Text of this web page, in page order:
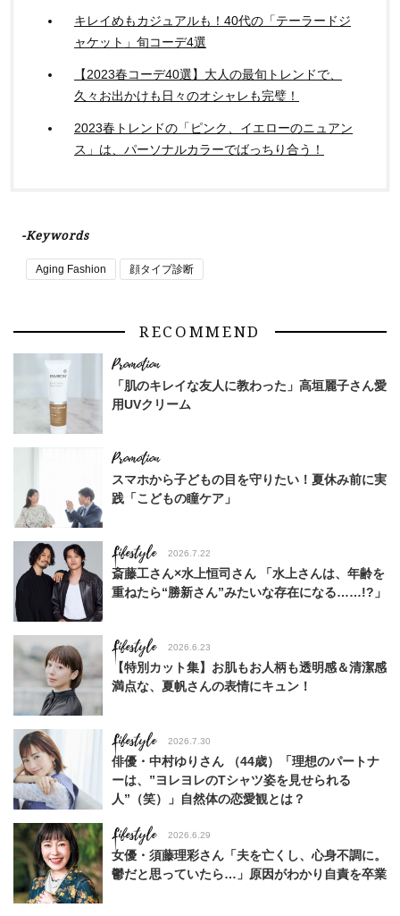
キレイめもカジュアルも！40代の「テーラードジ
ャケット」旬コーデ4選
【2023春コーデ40選】大人の最旬トレンドで、
久々お出かけも日々のオシャレも完璧！
2023春トレンドの「ピンク、イエローのニュアン
ス」は、パーソナルカラーでばっちり合う！
-Keywords
Aging Fashion 顔タイプ診断
RECOMMEND
「肌のキレイな友人に教わった」高垣麗子さん愛
用UVクリーム
スマホから子どもの目を守りたい！夏休み前に実
践「こどもの瞳ケア」
Lifestyle 2026.7.22
斎藤工さん×水上恒司さん 「水上さんは、年齢を
重ねたら“勝新さん”みたいな存在になる……!?」
Lifestyle 2026.6.23
【特別カット集】お肌もお人柄も透明感＆清潔感
満点な、夏帆さんの表情にキュン！
Lifestyle 2026.7.30
俳優・中村ゆりさん （44歳）「理想のパートナ
ーは、”ヨレヨレのTシャツ姿を見せられる
人”（笑）」自然体の恋愛観とは？
Lifestyle 2026.6.29
女優・須藤理彩さん「夫を亡くし、心身不調に。
鬱だと思っていたら…」原因がわかり自責を卒業